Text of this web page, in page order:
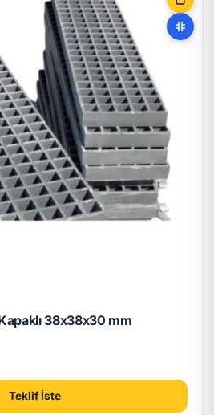
38x38x30 mm
Teklif İste